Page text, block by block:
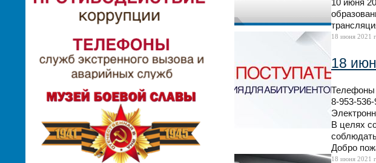
10 июня
18 июня 2021 г.
18
Телефоны
8-953-
В целях
Добро
18 июня 2021 г.